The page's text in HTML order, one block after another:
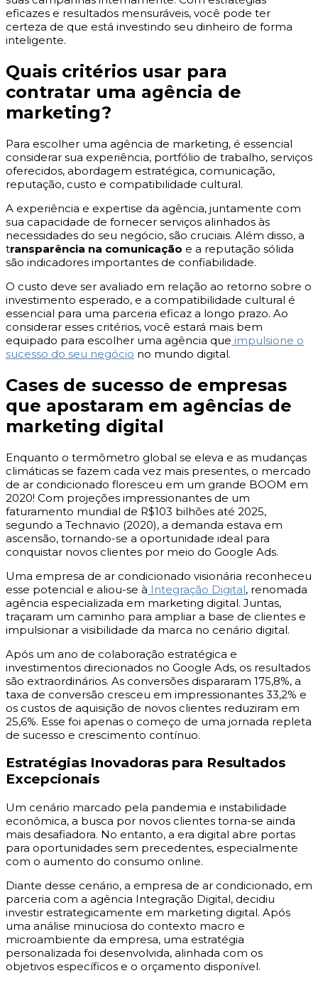
eficazes e resultados mensuráveis, você pode ter
certeza de que está investindo seu dinheiro de forma
inteligente.
Quais critérios usar para
contratar uma agência de
marketing?
Para escolher uma agência de marketing, é essencial
considerar sua experiência, portfólio de trabalho, serviços
oferecidos, abordagem estratégica, comunicação,
reputação, custo e compatibilidade cultural.
A experiência e expertise da agência, juntamente com
sua capacidade de fornecer serviços alinhados às
necessidades do seu negócio, são cruciais. Além disso, a
transparência na comunicação e a reputação sólida
são indicadores importantes de confiabilidade.
O custo deve ser avaliado em relação ao retorno sobre o
investimento esperado, e a compatibilidade cultural é
essencial para uma parceria eficaz a longo prazo. Ao
considerar esses critérios, você estará mais bem
equipado para escolher uma agência que impulsione o
sucesso do seu negócio no mundo digital.
Cases de sucesso de empresas
que apostaram em agências de
marketing digital
Enquanto o termômetro global se eleva e as mudanças
climáticas se fazem cada vez mais presentes, o mercado
de ar condicionado floresceu em um grande BOOM em
2020! Com projeções impressionantes de um
faturamento mundial de R$103 bilhões até 2025,
segundo a Technavio (2020), a demanda estava em
ascensão, tornando-se a oportunidade ideal para
conquistar novos clientes por meio do Google Ads.
Uma empresa de ar condicionado visionária reconheceu
esse potencial e aliou-se à Integração Digital, renomada
agência especializada em marketing digital. Juntas,
traçaram um caminho para ampliar a base de clientes e
impulsionar a visibilidade da marca no cenário digital.
Após um ano de colaboração estratégica e
investimentos direcionados no Google Ads, os resultados
são extraordinários. As conversões dispararam 175,8%, a
taxa de conversão cresceu em impressionantes 33,2% e
os custos de aquisição de novos clientes reduziram em
25,6%. Esse foi apenas o começo de uma jornada repleta
de sucesso e crescimento contínuo.
Estratégias Inovadoras para Resultados
Excepcionais
Um cenário marcado pela pandemia e instabilidade
econômica, a busca por novos clientes torna-se ainda
mais desafiadora. No entanto, a era digital abre portas
para oportunidades sem precedentes, especialmente
com o aumento do consumo online.
Diante desse cenário, a empresa de ar condicionado, em
parceria com a agência Integração Digital, decidiu
investir estrategicamente em marketing digital. Após
uma análise minuciosa do contexto macro e
microambiente da empresa, uma estratégia
personalizada foi desenvolvida, alinhada com os
objetivos específicos e o orçamento disponível.